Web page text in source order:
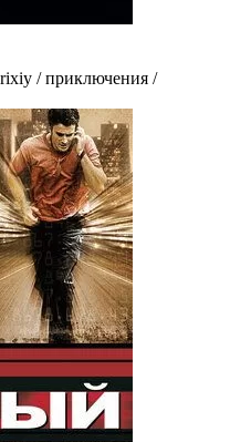
/ приключения /